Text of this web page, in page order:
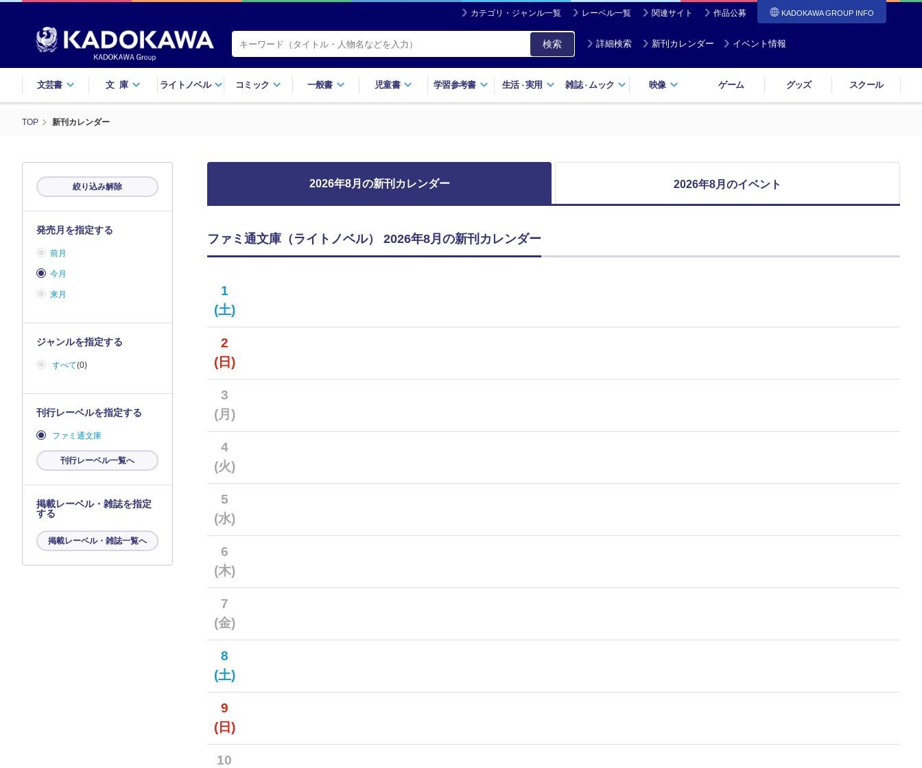
カテゴリ・ジャンル一覧 レーベル一覧 関連サイト 作品公募 KADOKAWA GROUP INFO
検索 詳細検索 新刊カレンダー イベント情報
文芸書 文庫 ライトノベル コミック 一般書 児童書 学習参考書 生活・実用 雑誌・ ムック 映像 ゲーム グッズ スクール
TOP 新刊カレンダー
2026年8月の新刊カレンダー 2026年8月のイベント
ファミ通文庫（ライトノベル） 2026年8月の新刊カレンダー
1
(土)
2
(日)
3
(月)
4
(火)
5
(水)
6
(木)
7
(金)
8
(土)
9
(日)
10
絞り込み解除
発売月を指定する
前月
今月
来月
ジャンルを指定する
すべて(0)
刊行レーベルを指定する
ファミ通文庫
刊行レーベル一覧へ
掲載レーベル・雑誌を指定
する
掲載レーベル・雑誌一覧へ